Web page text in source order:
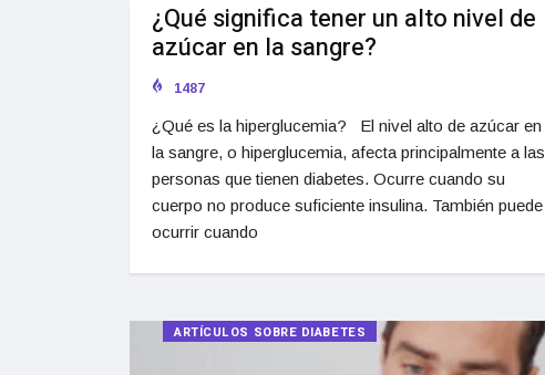
¿Qué significa tener un alto nivel de
azúcar en la sangre?
1487
¿Qué es la hiperglucemia? El nivel alto de azúcar en
la sangre, o hiperglucemia, afecta principalmente a las
personas que tienen diabetes. Ocurre cuando su
cuerpo no produce suficiente insulina. También puede
ocurrir cuando
ARTÍCULOS SOBRE DIABETES